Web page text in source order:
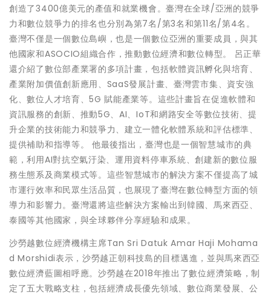
創造了3400億美元的產值和就業機會。臺灣在全球/亞洲的競爭
力和數位競爭力的排名也分別為第7名/第3名和第11名/第4名。
臺灣不僅是一個數位島嶼，也是一個數位亞洲的重要成員，與其
他國家和ASOCIO組織合作，推動數位經濟和數位轉型。 呂正華
還介紹了數位部產業署的多項計畫，包括軟體資訊孵化與培育、
產業附加價值創新應用、SaaS發展計畫、臺灣雲市集、資安強
化、數位人才培育、5G 賦能產業等。這些計畫旨在促進軟體和
資訊服務的創新、推動5G、AI、IoT和網路安全等數位技術、提
升企業的技術能力和競爭力、建立一體化軟體系統和評估標準、
提供補助和指導等。 他最後指出，臺灣也是一個智慧城市的典
範，利用AI對抗空氣汙染、運用資料停車系統、創建新的數位服
務生態系及商業模式等。這些智慧城市的解決方案不僅提高了城
市運行效率和民眾生活品質，也展現了臺灣在數位轉型方面的領
導力和影響力。臺灣還將這些解決方案輸出到韓國、馬來西亞、
泰國等其他國家，與全球夥伴分享經驗和成果。
沙勞越數位經濟機構主席Tan Sri Datuk Amar Haji Mohama
d Morshidi表示，沙勞越正朝科技島的目標邁進，並與馬來西亞
數位經濟藍圖相呼應。沙勞越在2018年推出了數位經濟策略，制
定了五大戰略支柱，包括經濟成長優先領域、數位商業發展、公